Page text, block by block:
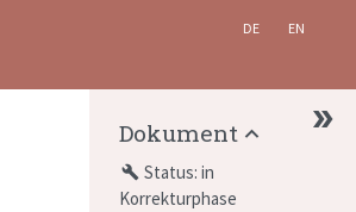
DE EN
Dokument
build Status: in
Korrekturphase